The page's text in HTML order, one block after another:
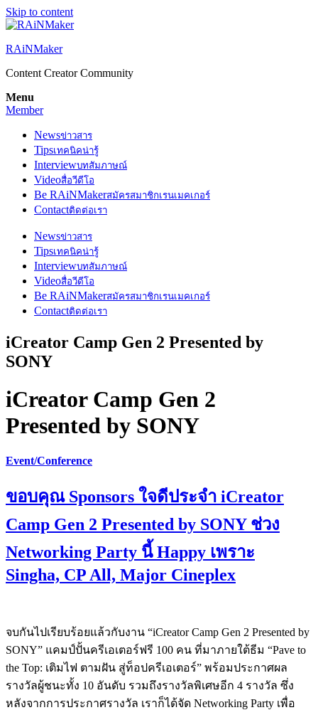
Skip to content
RAiNMaker
Content Creator Community
Menu
Member
Newsข่าวสาร
Tipsเทคนิคน่ารู้
Interviewบทสัมภาษณ์
Videoสื่อวีดีโอ
Be RAiNMakerสมัครสมาชิกเรนเมคเกอร์
Contactติดต่อเรา
Newsข่าวสาร
Tipsเทคนิคน่ารู้
Interviewบทสัมภาษณ์
Videoสื่อวีดีโอ
Be RAiNMakerสมัครสมาชิกเรนเมคเกอร์
Contactติดต่อเรา
iCreator Camp Gen 2 Presented by
SONY
iCreator Camp Gen 2
Presented by SONY
Event/Conference
ขอบคุณ Sponsors ใจดีประจำ iCreator
Camp Gen 2 Presented by SONY ช่วง
Networking Party นี้ Happy เพราะ
Singha, CP All, Major Cineplex
จบกันไปเรียบร้อยแล้วกับงาน “iCreator Camp Gen 2 Presented by
SONY” แคมป์ปั้นครีเอเตอร์ฟรี 100 คน ที่มาภายใต้ธีม “Pave to
the Top: เติมไฟ ตามฝัน สู่ท็อปครีเอเตอร์” พร้อมประกาศผล
รางวัลผู้ชนะทั้ง 10 อันดับ รวมถึงรางวัลพิเศษอีก 4 รางวัล ซึ่ง
หลังจากการประกาศรางวัล เราก็ได้จัด Networking Party เพื่อ